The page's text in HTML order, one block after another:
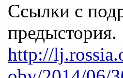
Ссылки с
предыстория.
http://